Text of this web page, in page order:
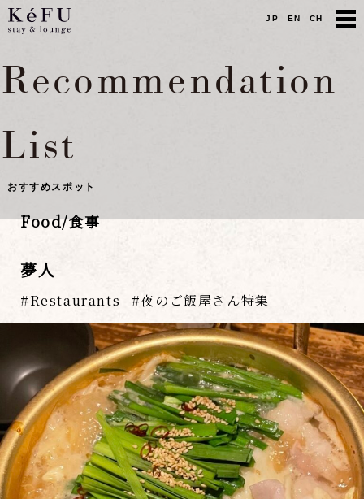
JP EN CH
Recommendation
List
おすすめスポット
Food/食事
夢人
Restaurants 夜のご飯屋さん特集